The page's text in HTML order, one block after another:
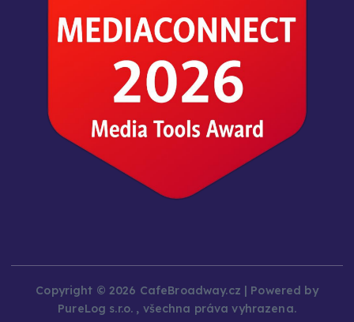
Copyright © 2026 CafeBroadway.cz | Powered by
PureLog s.r.o. , všechna práva vyhrazena.